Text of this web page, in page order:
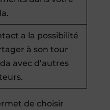
a la possibilité
à son tour
avec d’autres
de choisir